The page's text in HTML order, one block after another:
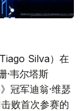
Silva）在
·韦尔塔斯
冠军迪翁·维瑟
败首次参赛的